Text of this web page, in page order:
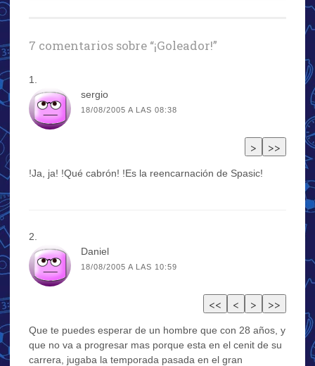
7 comentarios sobre “¡Goleador!”
sergio
18/08/2005 A LAS 08:38
!Ja, ja! !Qué cabrón! !Es la reencarnación de Spasic!
Daniel
18/08/2005 A LAS 10:59
Que te puedes esperar de un hombre que con 28 años, y
que no va a progresar mas porque esta en el cenit de su
carrera, jugaba la temporada pasada en el gran